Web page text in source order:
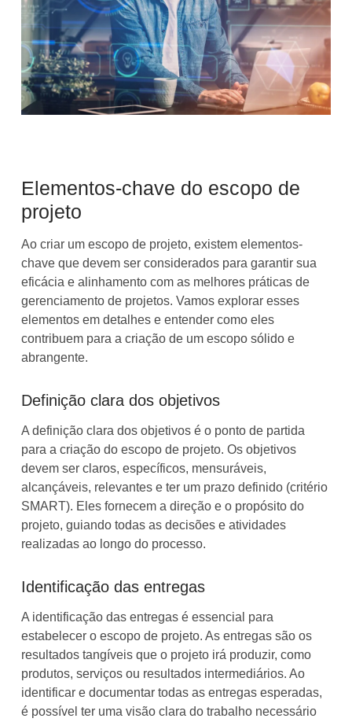
Elementos-chave do escopo de
projeto
Ao criar um escopo de projeto, existem elementos-
chave que devem ser considerados para garantir sua
eficácia e alinhamento com as melhores práticas de
gerenciamento de projetos. Vamos explorar esses
elementos em detalhes e entender como eles
contribuem para a criação de um escopo sólido e
abrangente.
Definição clara dos objetivos
A definição clara dos objetivos é o ponto de partida
para a criação do escopo de projeto. Os objetivos
devem ser claros, específicos, mensuráveis,
alcançáveis, relevantes e ter um prazo definido (critério
SMART). Eles fornecem a direção e o propósito do
projeto, guiando todas as decisões e atividades
realizadas ao longo do processo.
Identificação das entregas
A identificação das entregas é essencial para
estabelecer o escopo de projeto. As entregas são os
resultados tangíveis que o projeto irá produzir, como
produtos, serviços ou resultados intermediários. Ao
identificar e documentar todas as entregas esperadas,
é possível ter uma visão clara do trabalho necessário